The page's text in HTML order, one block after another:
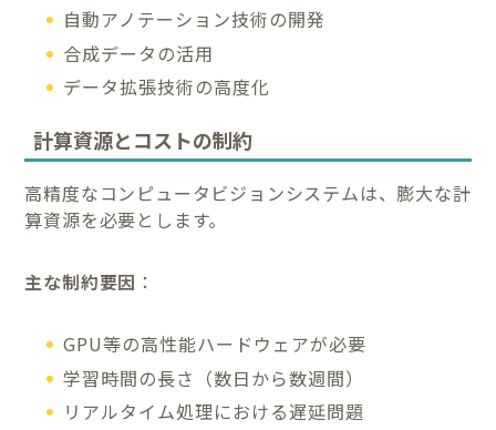
自動アノテーション技術の開発
合成データの活用
データ拡張技術の高度化
計算資源とコストの制約
高精度なコンピュータビジョンシステムは、膨大な計
算資源を必要とします。
主な制約要因 ：
GPU等の高性能ハードウェアが必要
学習時間の長さ（数日から数週間）
リアルタイム処理における遅延問題